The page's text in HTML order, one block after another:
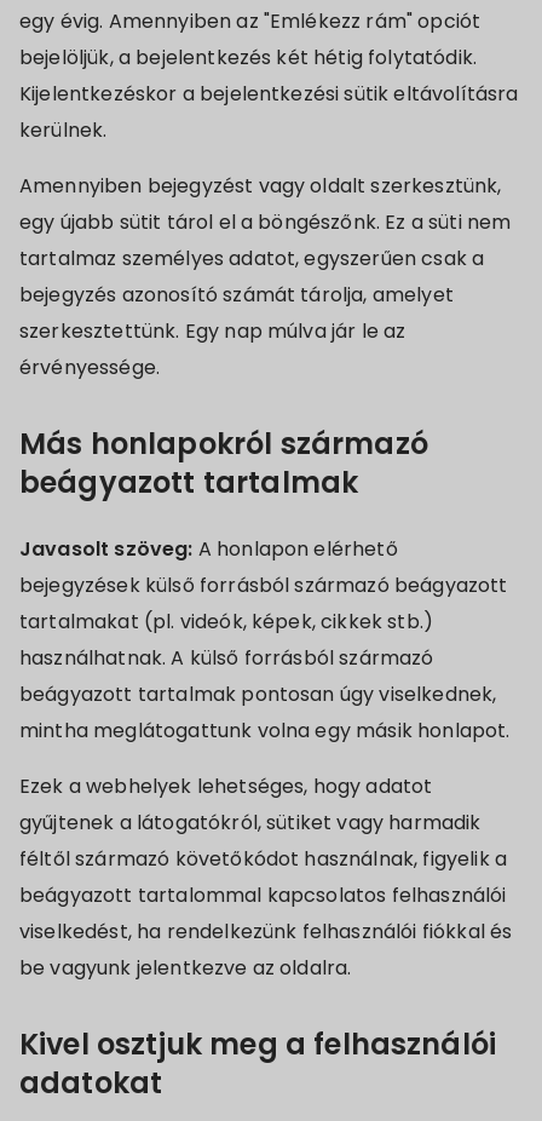
egy évig. Amennyiben az "Emlékezz rám" opciót
bejelöljük, a bejelentkezés két hétig folytatódik.
Kijelentkezéskor a bejelentkezési sütik eltávolításra
kerülnek.
Amennyiben bejegyzést vagy oldalt szerkesztünk,
egy újabb sütit tárol el a böngészőnk. Ez a süti nem
tartalmaz személyes adatot, egyszerűen csak a
bejegyzés azonosító számát tárolja, amelyet
szerkesztettünk. Egy nap múlva jár le az
érvényessége.
Más honlapokról származó
beágyazott tartalmak
Javasolt szöveg: A honlapon elérhető
bejegyzések külső forrásból származó beágyazott
tartalmakat (pl. videók, képek, cikkek stb.)
használhatnak. A külső forrásból származó
beágyazott tartalmak pontosan úgy viselkednek,
mintha meglátogattunk volna egy másik honlapot.
Ezek a webhelyek lehetséges, hogy adatot
gyűjtenek a látogatókról, sütiket vagy harmadik
féltől származó követőkódot használnak, figyelik a
beágyazott tartalommal kapcsolatos felhasználói
viselkedést, ha rendelkezünk felhasználói fiókkal és
be vagyunk jelentkezve az oldalra.
Kivel osztjuk meg a felhasználói
adatokat